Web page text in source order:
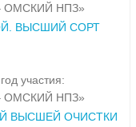
ОМСКИЙ НПЗ»
ВЫСШИЙ СОРТ
участия:
ОМСКИЙ НПЗ»
ВЫСШЕЙ ОЧИСТКИ